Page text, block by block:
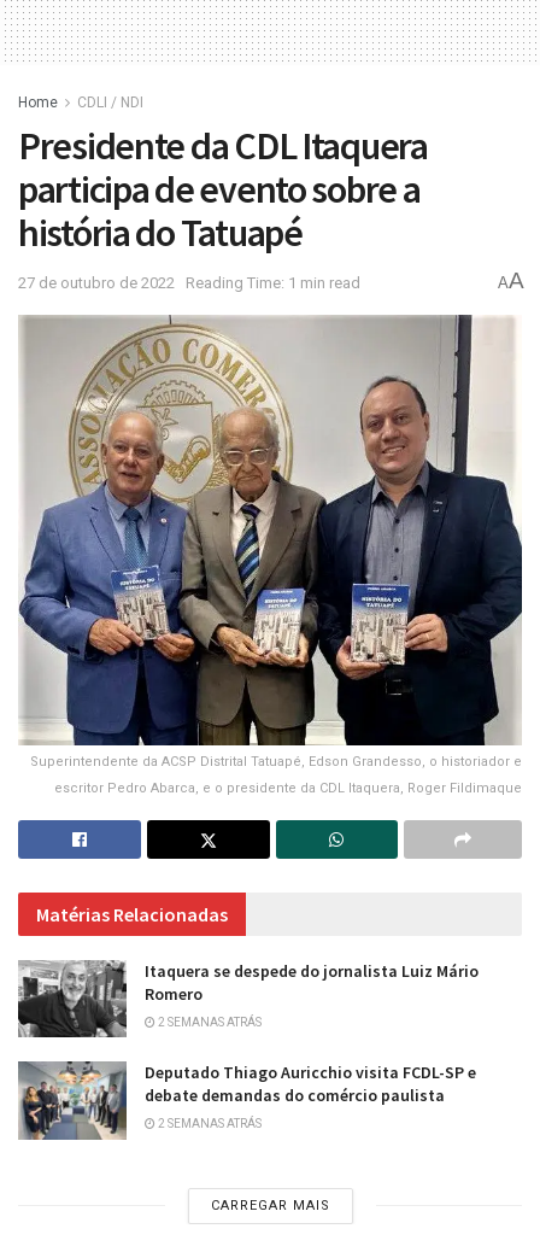
Home CDLI / NDI
Presidente da CDL Itaquera
participa de evento sobre a
história do Tatuapé
27 de outubro de 2022 Reading Time: 1 min read AA
Superintendente da ACSP Distrital Tatuapé, Edson Grandesso, o historiador e
escritor Pedro Abarca, e o presidente da CDL Itaquera, Roger Fildimaque
Matérias Relacionadas
Itaquera se despede do jornalista Luiz Mário
Romero
2 SEMANAS ATRÁS
Deputado Thiago Auricchio visita FCDL-SP e
debate demandas do comércio paulista
2 SEMANAS ATRÁS
CARREGAR MAIS